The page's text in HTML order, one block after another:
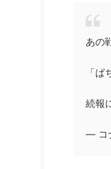
あの
「
続報
— コ